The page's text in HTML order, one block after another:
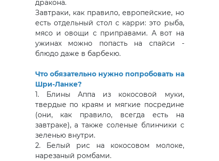
дракона.
Завтраки, как правило, европейские, но
есть отдельный стол с карри: это рыба,
мясо и овощи с приправами. А вот на
ужинах можно попасть на спайси -
блюдо даже в барбекю.
Что обязательно нужно попробовать на
Шри-Ланке?
1. Блины Аппа из кокосовой муки,
твердые по краям и мягкие посредине
(они, как правило, всегда есть на
завтраке), а также соленые блинчики с
зеленью внутри.
2. Белый рис на кокосовом молоке,
нарезаный ромбами.